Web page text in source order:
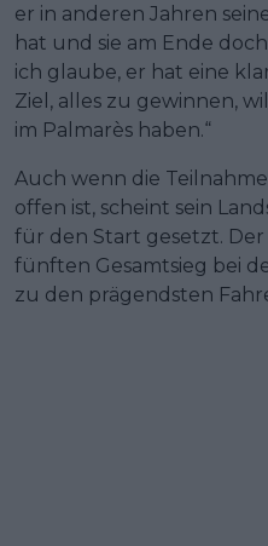
er in anderen Jahren
hat und sie am Ende
ich glaube, er hat eine
Ziel, alles zu gewinnen,
im Palmarès haben.“
Auch wenn die
offen ist, scheint sein
für den Start gesetzt.
fünften Gesamtsieg bei
zu den prägendsten